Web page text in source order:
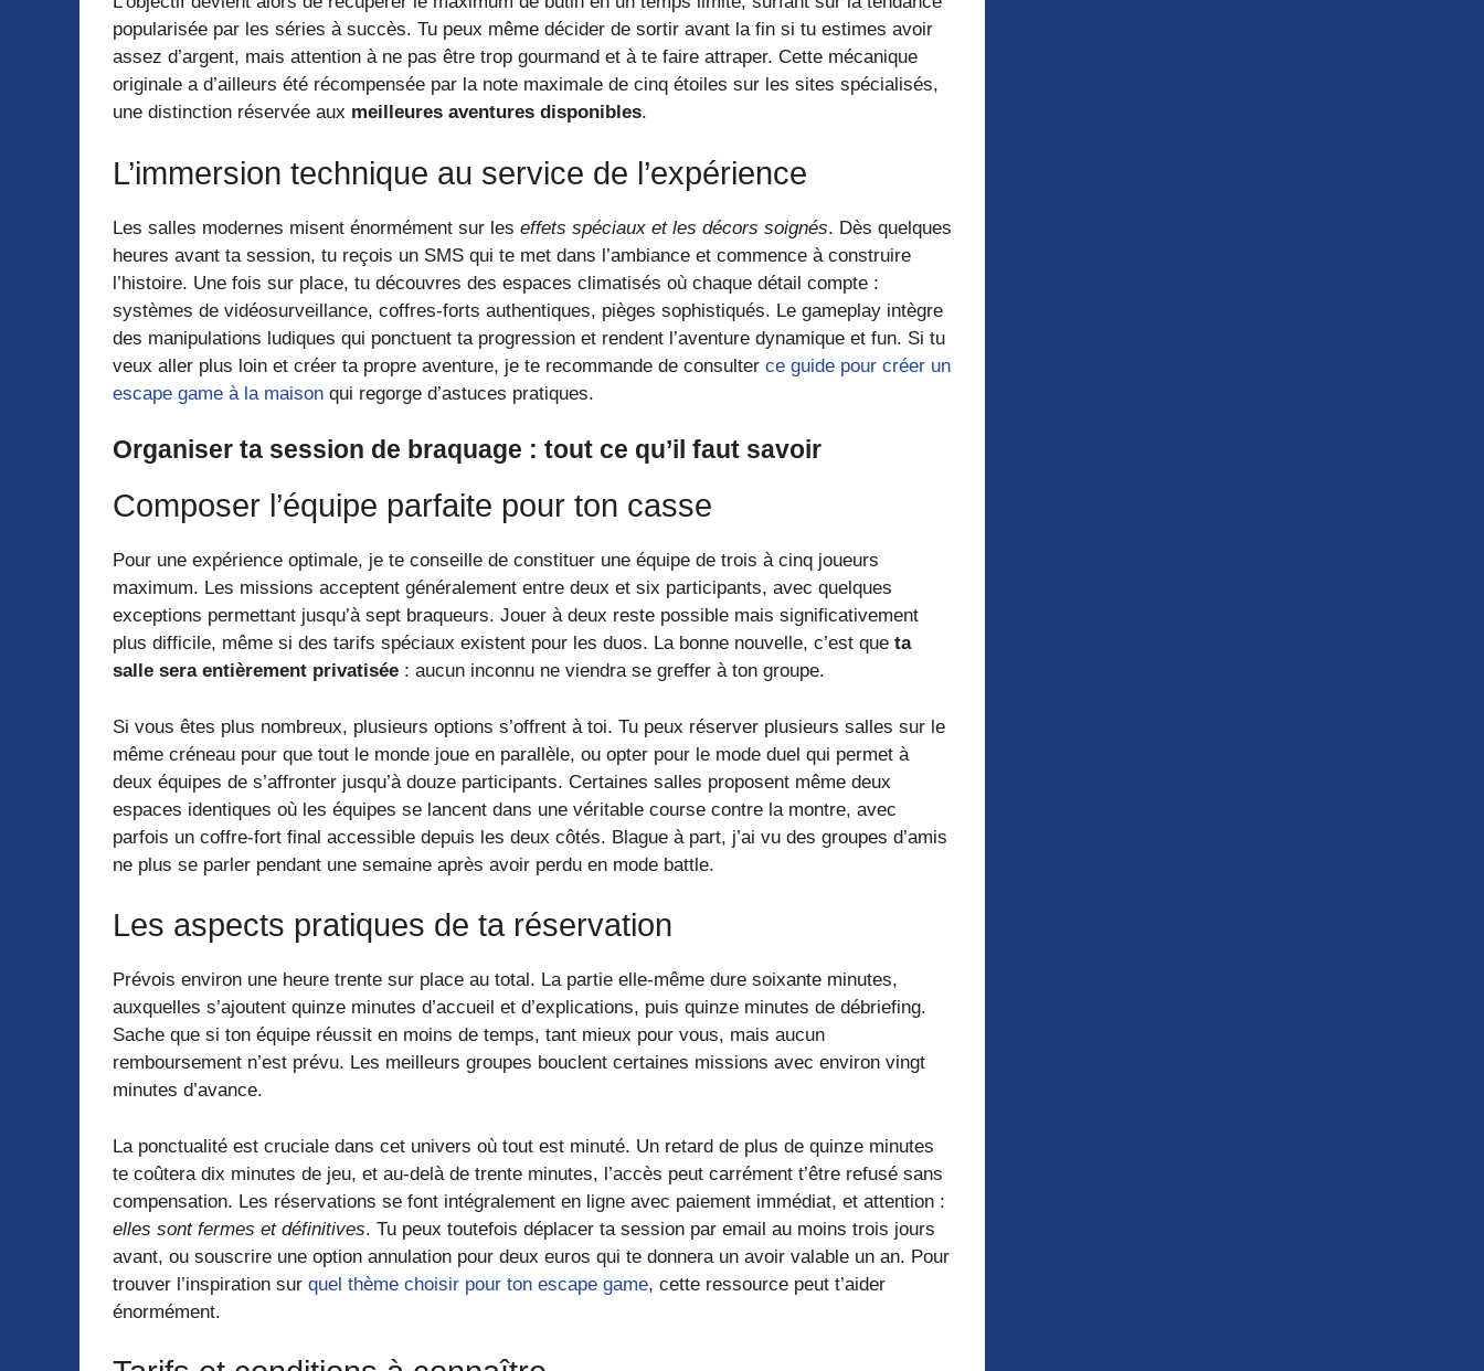
popularisée par les séries à succès. Tu peux même décider de sortir avant la fin si tu estimes avoir
assez d’argent, mais attention à ne pas être trop gourmand et à te faire attraper. Cette mécanique
originale a d’ailleurs été récompensée par la note maximale de cinq étoiles sur les sites spécialisés,
une distinction réservée aux meilleures aventures disponibles.
L’immersion technique au service de l’expérience
Les salles modernes misent énormément sur les effets spéciaux et les décors soignés. Dès quelques
heures avant ta session, tu reçois un SMS qui te met dans l’ambiance et commence à construire
l’histoire. Une fois sur place, tu découvres des espaces climatisés où chaque détail compte :
systèmes de vidéosurveillance, coffres-forts authentiques, pièges sophistiqués. Le gameplay intègre
des manipulations ludiques qui ponctuent ta progression et rendent l’aventure dynamique et fun. Si tu
veux aller plus loin et créer ta propre aventure, je te recommande de consulter ce guide pour créer un
escape game à la maison qui regorge d’astuces pratiques.
Organiser ta session de braquage : tout ce qu’il faut savoir
Composer l’équipe parfaite pour ton casse
Pour une expérience optimale, je te conseille de constituer une équipe de trois à cinq joueurs
maximum. Les missions acceptent généralement entre deux et six participants, avec quelques
exceptions permettant jusqu’à sept braqueurs. Jouer à deux reste possible mais significativement
plus difficile, même si des tarifs spéciaux existent pour les duos. La bonne nouvelle, c’est que ta
salle sera entièrement privatisée : aucun inconnu ne viendra se greffer à ton groupe.
Si vous êtes plus nombreux, plusieurs options s’offrent à toi. Tu peux réserver plusieurs salles sur le
même créneau pour que tout le monde joue en parallèle, ou opter pour le mode duel qui permet à
deux équipes de s’affronter jusqu’à douze participants. Certaines salles proposent même deux
espaces identiques où les équipes se lancent dans une véritable course contre la montre, avec
parfois un coffre-fort final accessible depuis les deux côtés. Blague à part, j’ai vu des groupes d’amis
ne plus se parler pendant une semaine après avoir perdu en mode battle.
Les aspects pratiques de ta réservation
Prévois environ une heure trente sur place au total. La partie elle-même dure soixante minutes,
auxquelles s’ajoutent quinze minutes d’accueil et d’explications, puis quinze minutes de débriefing.
Sache que si ton équipe réussit en moins de temps, tant mieux pour vous, mais aucun
remboursement n’est prévu. Les meilleurs groupes bouclent certaines missions avec environ vingt
minutes d’avance.
La ponctualité est cruciale dans cet univers où tout est minuté. Un retard de plus de quinze minutes
te coûtera dix minutes de jeu, et au-delà de trente minutes, l’accès peut carrément t’être refusé sans
compensation. Les réservations se font intégralement en ligne avec paiement immédiat, et attention :
elles sont fermes et définitives. Tu peux toutefois déplacer ta session par email au moins trois jours
avant, ou souscrire une option annulation pour deux euros qui te donnera un avoir valable un an. Pour
trouver l’inspiration sur quel thème choisir pour ton escape game, cette ressource peut t’aider
énormément.